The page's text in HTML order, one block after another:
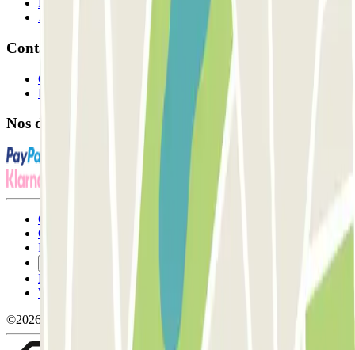
Fournisseur de parking
Affiliés
Contact
Contactez-nous
FAQ
Nos différents modes de paiement:
Conditions générales d'utilisation et contrat
Conditions d'annulation
Politique relative aux cookies
Politique de confidentialité
Whistleblowing
©2026 Parclick. Tous droits réservés